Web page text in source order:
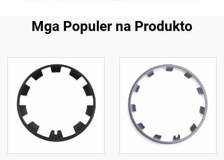
Mga Populer na Produkto